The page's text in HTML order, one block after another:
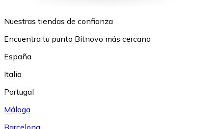
Nuestras tiendas de confianza
Encuentra tu punto Bitnovo más cercano
España
Italia
Portugal
Málaga